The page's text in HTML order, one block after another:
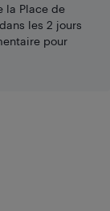
la Place de
les 2 jours
pour